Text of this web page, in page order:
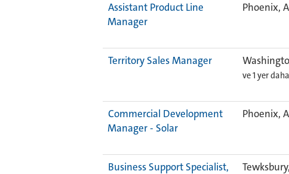
Assistant Product Line
Manager
Phoenix,
Territory Sales Manager
ve 1 yer
Commercial Development
Manager - Solar
Phoenix,
Business Support Specialist,